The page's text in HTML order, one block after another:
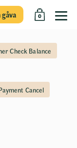
0
gåva
Check Balance
Cancel